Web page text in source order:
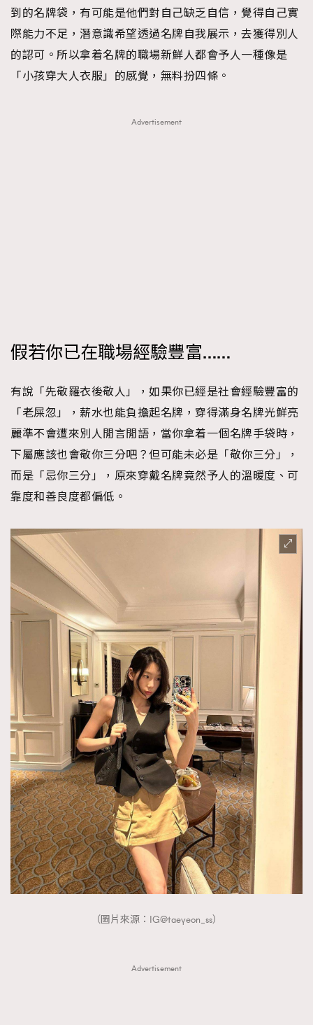
AFrenchMind
DressLikeAParisienne
EmpowerF
FashionWeek FigaroAesthetic
到的名牌袋，有可能是他們對自己缺乏自信，覺得自己實
際能力不足，潛意識希望透過名牌自我展示，去獲得別人
的認可。所以拿着名牌的職場新鮮人都會予人一種像是
「小孩穿大人衣服」的感覺，無料扮四條。
Advertisement
假若你已在職場經驗豐富……
有說「先敬羅衣後敬人」，如果你已經是社會經驗豐富的
「老屎忽」，薪水也能負擔起名牌，穿得滿身名牌光鮮亮
麗準不會遭來別人閒言閒語，當你拿着一個名牌手袋時，
下屬應該也會敬你三分吧？但可能未必是「敬你三分」，
而是「忌你三分」，原來穿戴名牌竟然予人的溫暖度、可
靠度和善良度都偏低。
（圖片來源：IG@taeyeon_ss）
Advertisement